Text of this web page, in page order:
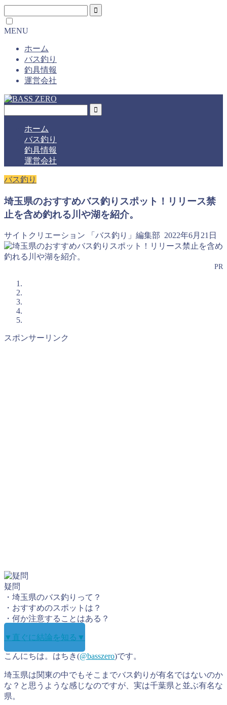
MENU
ホーム
バス釣り
釣具情報
運営会社
ホーム
バス釣り
釣具情報
運営会社
バス釣り
埼玉県のおすすめバス釣りスポット！リリース禁
止を含め釣れる川や湖を紹介。
サイトクリエーション 「バス釣り」編集部 2022年6月21日
PR
スポンサーリンク
疑問
・埼玉県のバス釣りって？
・おすすめのスポットは？
・何か注意することはある？
▼直ぐに結論を知る▼
こんにちは。はちき(@basszero)です。
埼玉県は関東の中でもそこまでバス釣りが有名ではないのか
な？と思うような感じなのですが、実は千葉県と並ぶ有名な
県。